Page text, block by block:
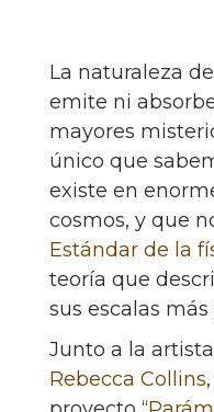
La naturaleza
emite ni
mayores
único que
existe en
cosmos, y que
Estándar de la
teoría que
sus escalas
Junto a la
Rebecca Collins